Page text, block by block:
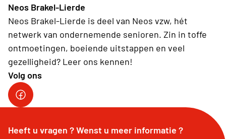
Neos Brakel-Lierde
Neos Brakel-Lierde is deel van Neos vzw, hét
netwerk van ondernemende senioren. Zin in toffe
ontmoetingen, boeiende uitstappen en veel
gezelligheid? Leer ons kennen!
Volg ons
Heeft u vragen ? Wenst u meer informatie ?